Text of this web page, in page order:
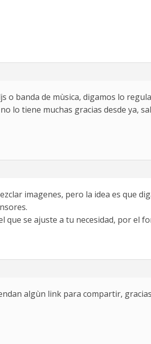
o banda de mùsica, digamos lo
lo tiene muchas gracias desde ya,
imagenes, pero la idea es que
se ajuste a tu necesidad, por el
algùn link para compartir, gracias